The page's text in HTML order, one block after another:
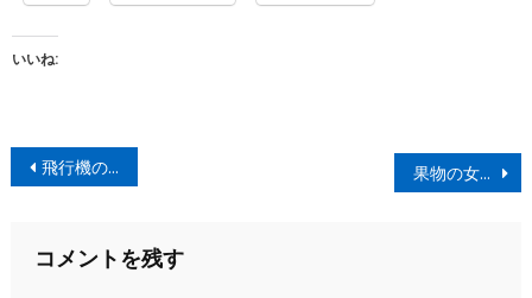
いいね:
投
稿
ビ
飛行機の機内サービス有料化をリポート 果物の女王、マンゴスチン
コメントを残す